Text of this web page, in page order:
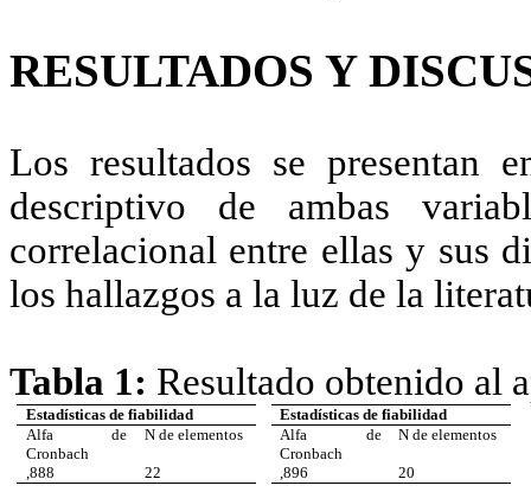
RESULTADOS Y
Los resultados se presentan
descriptivo de ambas
correlacional entre ellas y sus
los hallazgos a la luz de la
Tabla 1: Resultado obtenido al
Estadísticas de fiabilidad
Alfa de
Cronbach
N de elementos
,888 22
Estadísticas de fiabilidad
Alfa de
Cronbach
N de elementos
,896 20